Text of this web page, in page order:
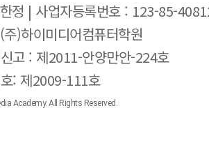
정 | 사업자등록번호 : 123-85-
)하이미디어컴퓨터학원
고 : 제2011-안양만안-224호
: 제2009-111호
Academy. All Rights Reserved.